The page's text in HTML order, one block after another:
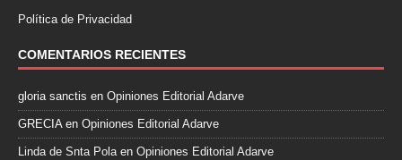
Política de Privacidad
COMENTARIOS RECIENTES
gloria sanctis en Opiniones Editorial Adarve
GRECIAen Opiniones Editorial Adarve
Linda de Snta Polaen Opiniones Editorial Adarve